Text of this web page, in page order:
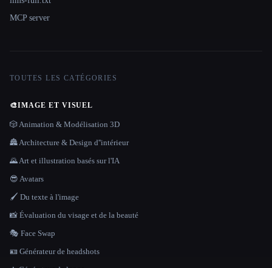
MCP server
TOUTES LES CATÉGORIES
🎨IMAGE ET VISUEL
🎲 Animation & Modélisation 3D
🏯 Architecture & Design d''intérieur
🌄 Art et illustration basés sur l'IA
😎 Avatars
🖌️ Du texte à l'image
📸 Évaluation du visage et de la beauté
🎭 Face Swap
🪪 Générateur de headshots